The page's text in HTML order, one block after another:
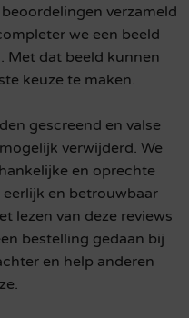
verzameld
we een beeld
Met dat beeld kunnen
keuze te maken.
gescreend en valse
verwijderd. We
en oprechte
en betrouwbaar
lezen van deze reviews
bestelling gedaan bij
en help anderen